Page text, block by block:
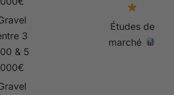
3
& 5
000€
Études de
marché